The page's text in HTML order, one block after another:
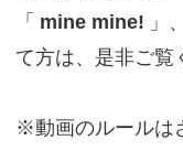
「 mine mine! 」
て方は、是非ご覧
※動画のルールは